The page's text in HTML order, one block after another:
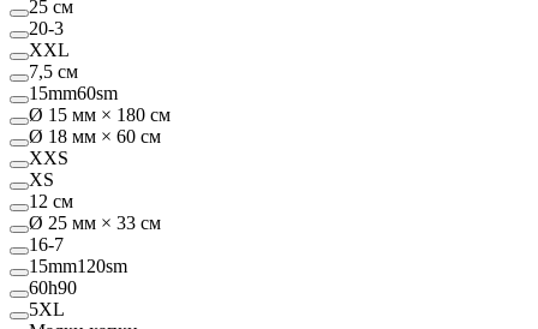
25 см
20-3
XXL
7,5 см
15mm60sm
Ø 15 мм × 180 см
Ø 18 мм × 60 см
XXS
XS
12 см
Ø 25 мм × 33 см
16-7
15mm120sm
60h90
5XL